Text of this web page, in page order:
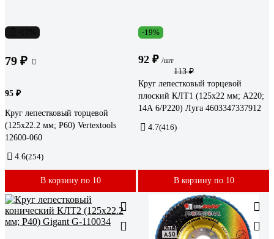
79 ₽
95 ₽
Круг лепестковый торцевой
(125х22.2 мм; Р60) Vertextools
12600-060
4.6(254)
В корзину по 10
-19%
92 ₽ /шт
113 ₽
Круг лепестковый торцевой
плоский КЛТ1 (125х22 мм; А220;
14А 6/Р220) Луга 4603347337912
4.7(416)
В корзину по 10